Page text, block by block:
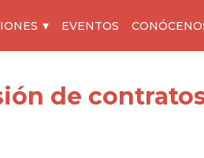
EVENTOS
de